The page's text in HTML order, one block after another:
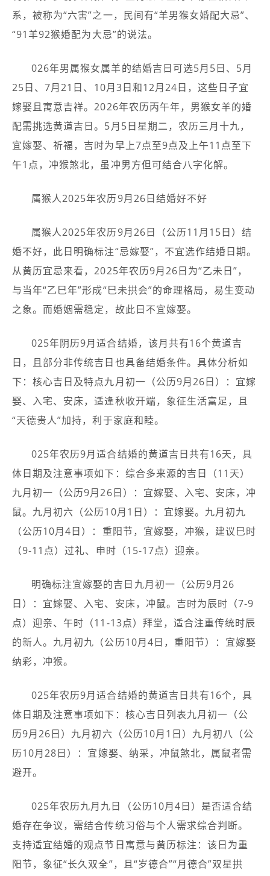
系，被称为“六害”之一，民间有“羊男猴女婚配大忌”、
“91羊92猴婚配为大忌”的说法。
026年男属猴女属羊的结婚吉日可选5月5日、5月
25日、7月21日、10月3日和12月24日，这些日子宜
嫁娶且寓意吉祥。2026年农历丙午年，男猴女羊的婚
配需挑选黄道吉日。5月5日星期二，农历三月十九，
宜嫁娶、祈福，吉时为早上7点至9点及上午11点至下
午1点，冲猴煞北，虽冲男方但可结合八字化解。
属猴人2025年农历9月26日结婚好不好
属猴人2025年农历9月26日（公历11月15日）结
婚不好，此日明确标注“忌嫁娶”，不宜选作结婚日期。
从黄历宜忌来看，2025年农历9月26日为“乙未日”，
与当年“乙巳年”形成“巳未拱会”的命理格局，易生变动
之象。而婚姻需稳定，故此日不宜嫁娶。
025年阴历9月适合结婚，该月共有16个黄道吉
日，且部分非传统吉日也具备结婚条件。具体分析如
下：核心吉日及特点九月初一（公历9月26日）：宜嫁
娶、入宅、安床，适逢秋收开端，象征生活富足，且
“天德贵人”加持，利于家庭和睦。
025年农历9月适合结婚的黄道吉日共有16天，具
体日期及注意事项如下：综合多来源的吉日（11天）
九月初一（公历9月26日）：宜嫁娶、入宅、安床，冲
鼠。九月初六（公历10月1日）：宜嫁娶。九月初九
（公历10月4日）：重阳节，宜嫁娶，冲猴，建议巳时
（9-11点）过礼、申时（15-17点）迎亲。
明确标注宜嫁娶的吉日九月初一（公历9月26
日）：宜嫁娶、入宅、安床，冲鼠。吉时为辰时（7-9
点）迎亲、午时（11-13点）拜堂，适合注重传统时辰
的新人。九月初九（公历10月4日，重阳节）：宜嫁娶
纳彩，冲猴。
025年农历9月适合结婚的黄道吉日共有16个，具
体日期及注意事项如下：核心吉日列表九月初一（公
历9月26日）九月初六（公历10月1日）九月初八（公
历10月28日）：宜嫁娶、纳采，冲鼠煞北，属鼠者需
避开。
025年农历九月九日（公历10月4日）是否适合结
婚存在争议，需结合传统习俗与个人需求综合判断。
支持适宜结婚的观点节日寓意与黄历标注：该日为重
阳节，象征“长久双全”，且“岁德合”“月德合”双星拱